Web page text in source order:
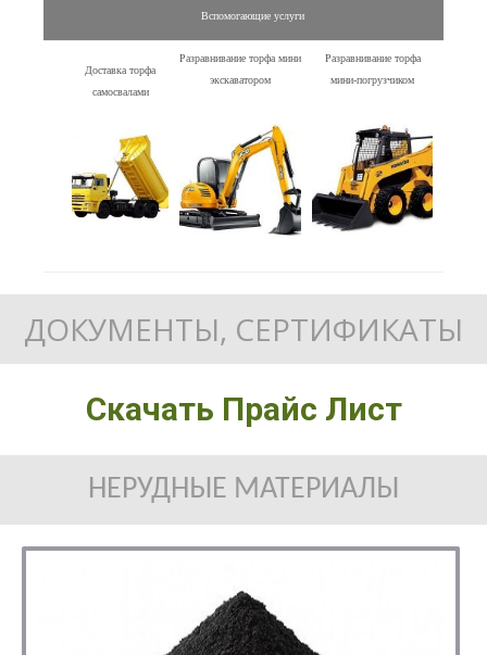
Вспомогающие услуги
Доставка торфа
самосвалами
Разравнивание торфа мини
экскаватором
Разравнивание торфа
мини-погрузчиком
ДОКУМЕНТЫ, СЕРТИФИКАТЫ
Скачать Прайс Лист
НЕРУДНЫЕ МАТЕРИАЛЫ